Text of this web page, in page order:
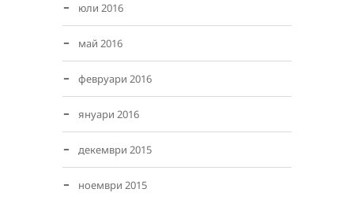
юли 2016
май 2016
февруари 2016
януари 2016
декември 2015
ноември 2015